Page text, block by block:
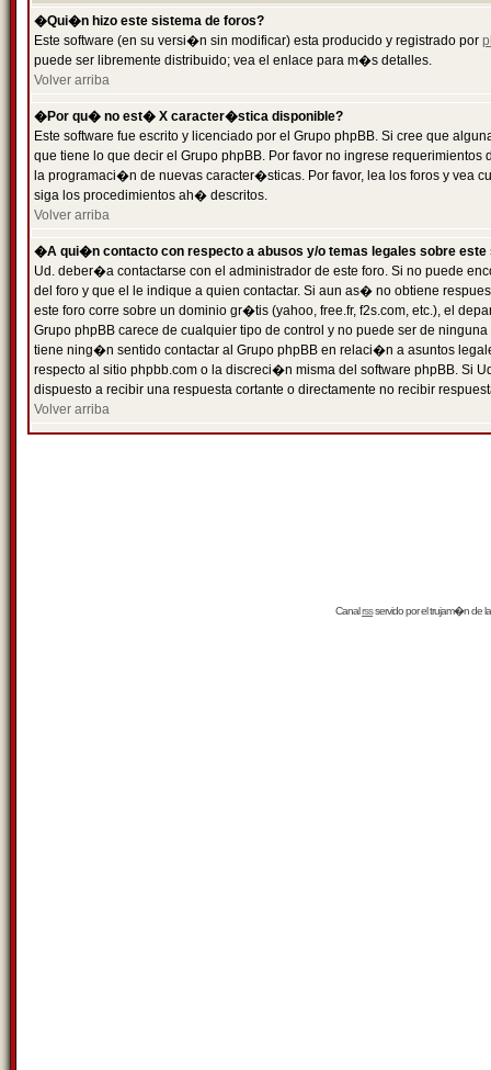
�Qui�n hizo este sistema de foros?
Este software (en su versi�n sin modificar) esta producido y registrado por
puede ser libremente distribuido; vea el enlace para m�s detalles.
Volver arriba
�Por qu� no est� X caracter�stica disponible?
Este software fue escrito y licenciado por el Grupo phpBB. Si cree que
que tiene lo que decir el Grupo phpBB. Por favor no ingrese
la programaci�n de nuevas caracter�sticas. Por favor, lea los foros y vea
siga los procedimientos ah� descritos.
Volver arriba
�A qui�n contacto con respecto a abusos y/o temas legales sobre este
Ud. deber�a contactarse con el administrador de este foro. Si no puede
del foro y que el le indique a quien contactar. Si aun as� no obtiene
este foro corre sobre un dominio gr�tis (yahoo, free.fr, f2s.com, etc.), el
Grupo phpBB carece de cualquier tipo de control y no puede ser de
tiene ning�n sentido contactar al Grupo phpBB en relaci�n a asuntos
respecto al sitio phpbb.com o la discreci�n misma del software phpBB. Si
dispuesto a recibir una respuesta cortante o directamente no recibir
Volver arriba
Canalrssservido por eltrujam�nde